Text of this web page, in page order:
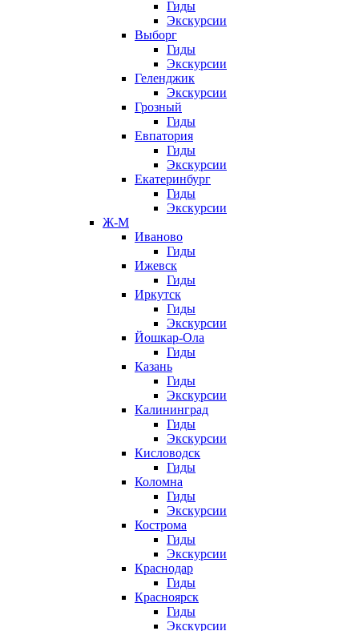
Гиды
Экскурсии
Выборг
Гиды
Экскурсии
Геленджик
Экскурсии
Грозный
Гиды
Евпатория
Гиды
Экскурсии
Екатеринбург
Гиды
Экскурсии
Ж-М
Иваново
Гиды
Ижевск
Гиды
Иркутск
Гиды
Экскурсии
Йошкар-Ола
Гиды
Казань
Гиды
Экскурсии
Калининград
Гиды
Экскурсии
Кисловодск
Гиды
Коломна
Гиды
Экскурсии
Кострома
Гиды
Экскурсии
Краснодар
Гиды
Красноярск
Гиды
Экскурсии